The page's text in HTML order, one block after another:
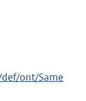
ont/Same